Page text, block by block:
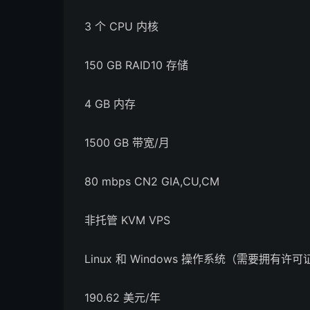
3 个 CPU 内核
150 GB RAID10 存储
4 GB 内存
1500 GB 带宽/月
80 mbps CN2 GIA,CU,CM
非托管 KVM VPS
Linux 和 Windows 操作系统（需要拥有许可
190.62 美元/年